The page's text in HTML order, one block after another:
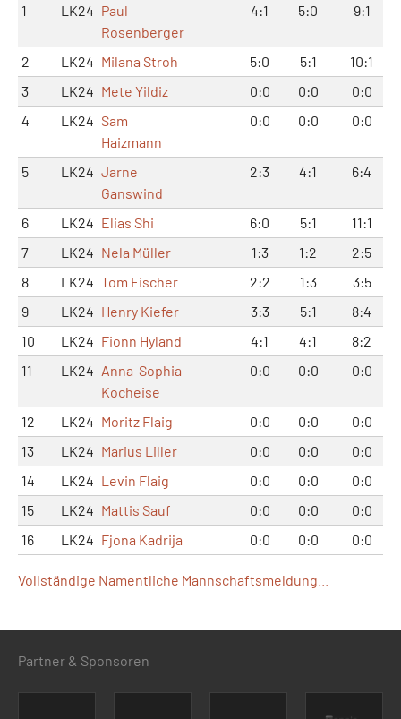
1
LK24 Paul
Rosenberger
4:1 5:0 9:1
2 LK24 Milana Stroh 5:0 5:1
10:1
3
LK24 Mete Yildiz 0:0 0:0
0:0
4
LK24 Sam
Haizmann
0:0 0:0 0:0
5 LK24 Jarne
Ganswind
2:3 4:1 6:4
6 LK24 Elias Shi 6:0 5:1
11:1
7
LK24 Nela Müller 1:3 1:2
2:5
8
LK24 Tom Fischer 2:2 1:3
3:5
9
LK24 Henry Kiefer 3:3 5:1
8:4
10
LK24 Fionn Hyland 4:1 4:1
8:2
11
LK24 Anna-Sophia
Kocheise
0:0 0:0 0:0
12 LK24 Moritz Flaig 0:0 0:0
0:0
13
LK24 Marius Liller 0:0 0:0
0:0
14
LK24 Levin Flaig 0:0 0:0
0:0
15
LK24 Mattis Sauf 0:0 0:0
0:0
16
LK24 Fjona Kadrija 0:0 0:0 0:0
Vollständige Namentliche Mannschaftsmeldung...
Partner & Sponsoren